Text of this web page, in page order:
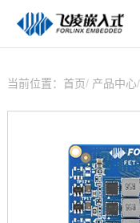
在线文档
方案定制
当前位置： 首页 产品中心